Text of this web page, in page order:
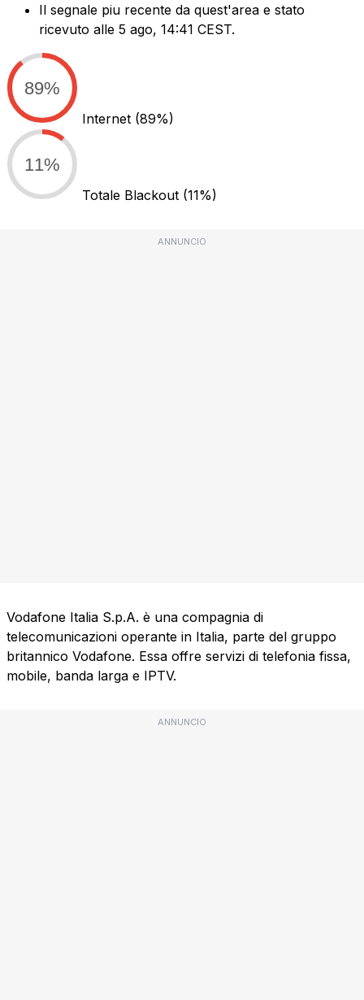
Il segnale piu recente da quest'area e stato
ricevuto alle 5 ago, 14:41 CEST.
89%
Internet (89%)
11%
Totale Blackout (11%)
ANNUNCIO
Vodafone Italia S.p.A. è una compagnia di
telecomunicazioni operante in Italia, parte del gruppo
britannico Vodafone. Essa offre servizi di telefonia fissa,
mobile, banda larga e IPTV.
ANNUNCIO